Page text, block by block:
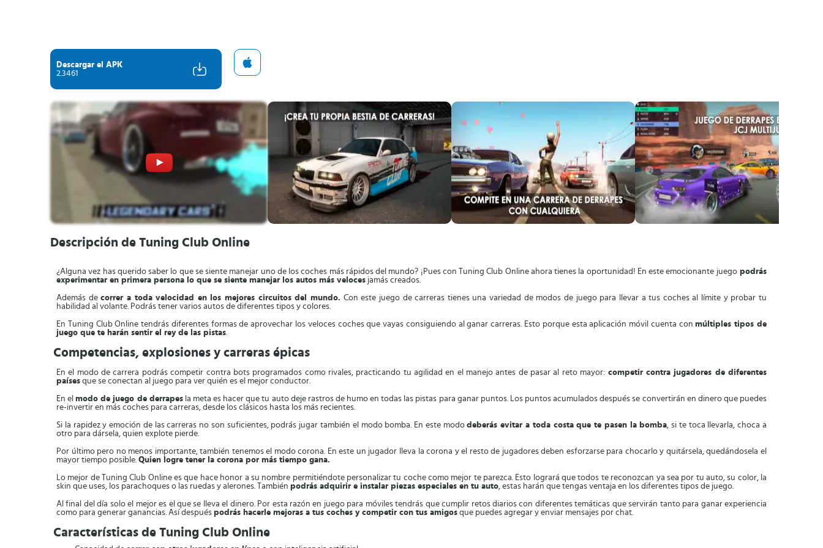
Descargar el APK
2.3461
Descripción de Tuning Club Online
¿Alguna vez has querido saber lo que se siente manejar uno de los coches más rápidos del mundo? ¡Pues con Tuning Club Online ahora tienes la oportunidad! En este emocionante juegopodrás
experimentar en primera persona lo que se siente manejar los autos más veloces jamás creados.
Además decorrer a toda velocidad en los mejores circuitos del mundo. Con este juego de carreras tienes una variedad de modos de juego para llevar a tus coches al límite y probar tu
habilidad al volante. Podrás tener varios autos de diferentes tipos y colores.
En Tuning Club Online tendrás diferentes formas de aprovechar los veloces coches que vayas consiguiendo al ganar carreras. Esto porque esta aplicación móvil cuenta conmúltiples tipos de
juego que te harán sentir el rey de las pistas.
Competencias, explosiones y carreras épicas
En el modo de carrera podrás competir contra bots programados como rivales, practicando tu agilidad en el manejo antes de pasar al reto mayor: competir contra jugadores de diferentes
países que se conectan al juego para ver quién es el mejor conductor.
En elmodo de juego de derrapesla meta es hacer que tu auto deje rastros de humo en todas las pistas para ganar puntos. Los puntos acumulados después se convertirán en dinero que puedes
re-invertir en más coches para carreras, desde los clásicos hasta los más recientes.
Si la rapidez y emoción de las carreras no son suficientes, podrás jugar también el modo bomba. En este mododeberás evitar a toda costa que te pasen la bomba, si te toca llevarla, choca a
otro para dársela, quien explote pierde.
Por último pero no menos importante, también tenemos el modo corona. En este un jugador lleva la corona y el resto de jugadores deben esforzarse para chocarlo y quitársela, quedándosela el
mayor tiempo posible. Quien logre tener la corona por más tiempo gana.
Lo mejor de Tuning Club Online es que hace honor a su nombre permitiéndote personalizar tu coche como mejor te parezca. Esto logrará que todos te reconozcan ya sea por tu auto, su color, la
skin que uses, los parachoques o las ruedas y alerones. También podrás adquirir e instalar piezas especiales en tu auto, estas harán que tengas ventaja en los diferentes tipos de juego.
Al final del día solo el mejor es el que se lleva el dinero. Por esta razón en juego para móviles tendrás que cumplir retos diarios con diferentes temáticas que servirán tanto para ganar experiencia
como para generar ganancias. Así después podrás hacerle mejoras a tus coches y competir con tus amigos que puedes agregar y enviar mensajes por chat.
Características de Tuning Club Online